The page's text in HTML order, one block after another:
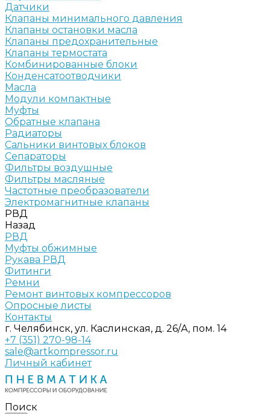
Датчики
Клапаны минимального давления
Клапаны остановки масла
Клапаны предохранительные
Клапаны термостата
Комбинированные блоки
Конденсатоотводчики
Масла
Модули компактные
Муфты
Обратные клапана
Радиаторы
Сальники винтовых блоков
Сепараторы
Фильтры воздушные
Фильтры масляные
Частотные преобразователи
Электромагнитные клапаны
РВД
Назад
РВД
Муфты обжимные
Рукава РВД
Фитинги
Ремни
Ремонт винтовых компрессоров
Опросные листы
Контакты
г. Челябинск, ул. Каслинская, д. 26/А, пом. 14
+7 (351) 270-98-14
sale@artkompressor.ru
Личный кабинет
Поиск